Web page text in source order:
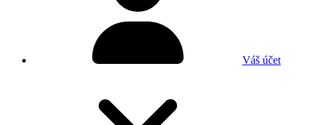
Váš účet